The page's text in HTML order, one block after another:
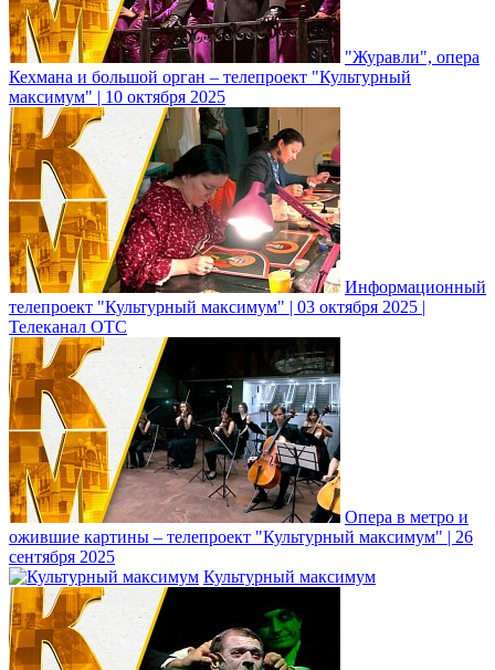
"Журавли", опера
Кехмана и большой орган – телепроект "Культурный
максимум" | 10 октября 2025
Информационный
телепроект "Культурный максимум" | 03 октября 2025 |
Телеканал ОТС
Опера в метро и
ожившие картины – телепроект "Культурный максимум" | 26
сентября 2025
Культурный максимум